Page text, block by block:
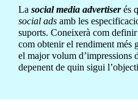
La social media advertiserés
social ads amb les
suports. Coneixerà com
com obtenir el rendiment més
el major volum d’impressions
depenent de quin sigui